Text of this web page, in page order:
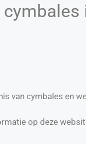
van cymbales en
op deze